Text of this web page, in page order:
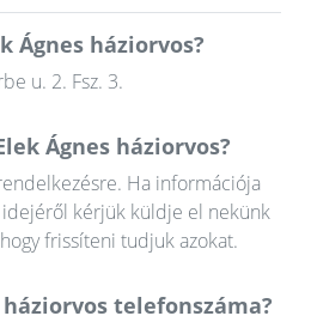
Ágnes háziorvos?
u. 2. Fsz. 3.
Ágnes háziorvos?
Ha információja
kérjük küldje el nekünk
frissíteni tudjuk azokat.
telefonszáma?